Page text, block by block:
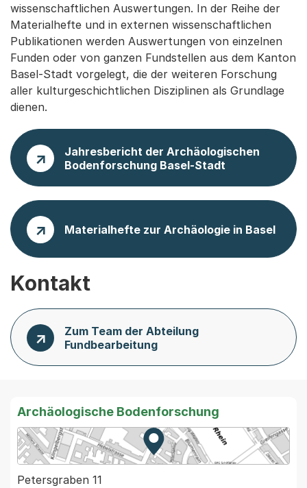
wissenschaftlichen Auswertungen. In der Reihe der
Materialhefte und in externen wissenschaftlichen
Publikationen werden Auswertungen von einzelnen
Funden oder von ganzen Fundstellen aus dem Kanton
Basel-Stadt vorgelegt, die der weiteren Forschung
aller kulturgeschichtlichen Disziplinen als Grundlage
dienen.
Jahresbericht der Archäologischen
Bodenforschung Basel-Stadt
Materialhefte zur Archäologie in Basel
Kontakt
Zum Team der Abteilung
Fundbearbeitung
Archäologische Bodenforschung
Zur Karte von MapBS.
Externer Link, wird in einem
Petersgraben 11